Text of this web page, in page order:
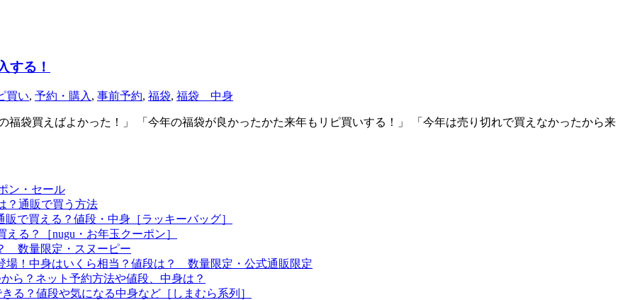
する！
買い, 予約・購入 , 事前予約, 福袋, 福袋 中身
福袋買えばよかった！」 「今年の福袋が良かったかた来年もリピ買いする！」 「今年は売り切れで買えなかったから来
ン・セール
？通販で買う方法
販で買える？値段・中身［ラッキーバッグ］
る？［nugu・お年玉クーポン］
数量限定・スヌーピー
場！中身はいくら相当？値段は？ 数量限定・公式通販限定
ら？ネット予約方法や値段、中身は？
る？値段や気になる中身など［しまむら系列］